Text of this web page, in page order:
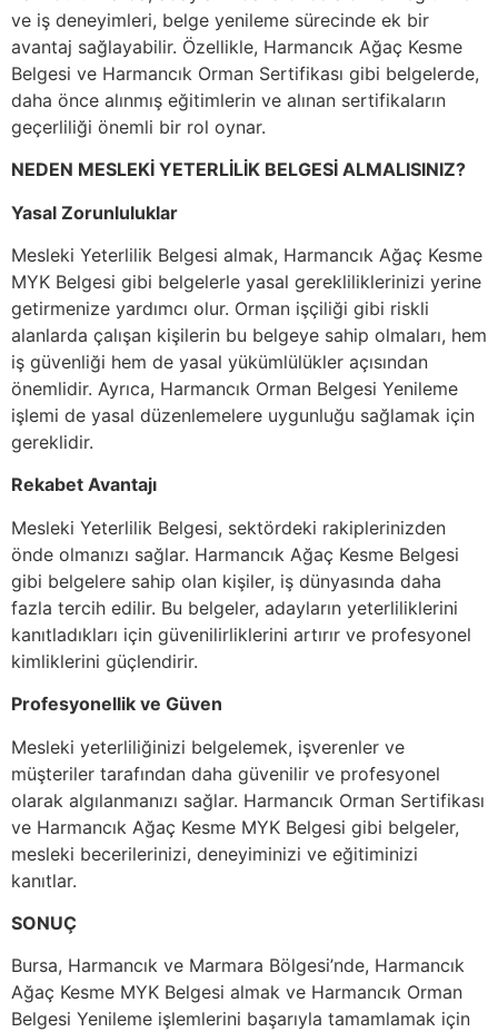
ve iş deneyimleri, belge yenileme sürecinde ek bir
avantaj sağlayabilir. Özellikle, Harmancık Ağaç Kesme
Belgesi ve Harmancık Orman Sertifikası gibi belgelerde,
daha önce alınmış eğitimlerin ve alınan sertifikaların
geçerliliği önemli bir rol oynar.
NEDEN MESLEKİ YETERLİLİK BELGESİ ALMALISINIZ?
Yasal Zorunluluklar
Mesleki Yeterlilik Belgesi almak, Harmancık Ağaç Kesme
MYK Belgesi gibi belgelerle yasal gerekliliklerinizi yerine
getirmenize yardımcı olur. Orman işçiliği gibi riskli
alanlarda çalışan kişilerin bu belgeye sahip olmaları, hem
iş güvenliği hem de yasal yükümlülükler açısından
önemlidir. Ayrıca, Harmancık Orman Belgesi Yenileme
işlemi de yasal düzenlemelere uygunluğu sağlamak için
gereklidir.
Rekabet Avantajı
Mesleki Yeterlilik Belgesi, sektördeki rakiplerinizden
önde olmanızı sağlar. Harmancık Ağaç Kesme Belgesi
gibi belgelere sahip olan kişiler, iş dünyasında daha
fazla tercih edilir. Bu belgeler, adayların yeterliliklerini
kanıtladıkları için güvenilirliklerini artırır ve profesyonel
kimliklerini güçlendirir.
Profesyonellik ve Güven
Mesleki yeterliliğinizi belgelemek, işverenler ve
müşteriler tarafından daha güvenilir ve profesyonel
olarak algılanmanızı sağlar. Harmancık Orman Sertifikası
ve Harmancık Ağaç Kesme MYK Belgesi gibi belgeler,
mesleki becerilerinizi, deneyiminizi ve eğitiminizi
kanıtlar.
SONUÇ
Bursa, Harmancık ve Marmara Bölgesi’nde, Harmancık
Ağaç Kesme MYK Belgesi almak ve Harmancık Orman
Belgesi Yenileme işlemlerini başarıyla tamamlamak için